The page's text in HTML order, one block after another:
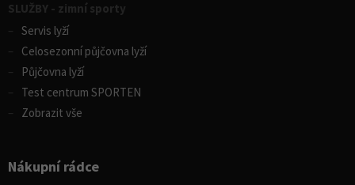
SLUŽBY - zimní sporty
Servis lyží
Celosezonní půjčovna lyží
Půjčovna lyží
Test centrum SPORTEN
Zobrazit vše
Nákupní rádce